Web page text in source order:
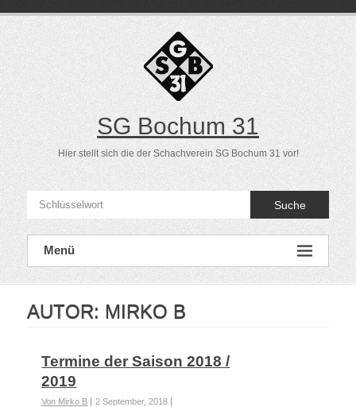
SG Bochum 31
Hier stellt sich die der Schachverein SG Bochum 31 vor!
Suche
Menü
AUTOR: MIRKO B
Termine der Saison 2018 /
2019
Von Mirko B
2 September, 2018